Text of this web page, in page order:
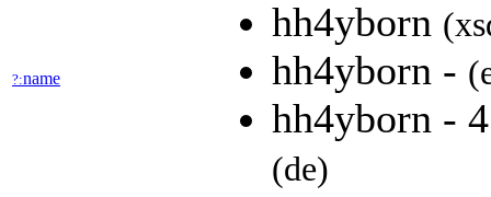
?:name
hh4yborn
hh4yborn -
hh4yborn -
(de)